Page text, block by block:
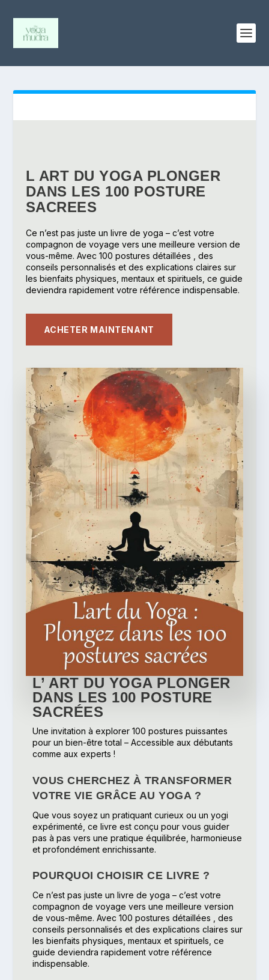
L’ART DU YOGA PLONGER
L ART DU YOGA PLONGER
DANS LES 100 POSTURE
SACREES
Ce n’est pas juste un livre de yoga – c’est votre
compagnon de voyage vers une meilleure version de
vous-même. Avec 100 postures détaillées
, des
conseils personnalisés et des explications claires sur
les bienfaits physiques, mentaux et spirituels, ce guide
deviendra rapidement votre référence indispensable.
ACHETER MAINTENANT
L’ ART DU YOGA PLONGER
DANS LES 100 POSTURE
SACRÉES
Une invitation à explorer 100 postures puissantes
pour un bien-être total – Accessible aux débutants
comme aux experts !
VOUS CHERCHEZ À TRANSFORMER
VOTRE VIE GRÂCE AU YOGA ?
Que vous soyez un pratiquant curieux ou un yogi
expérimenté, ce livre est conçu pour vous guider
pas à pas vers une pratique équilibrée, harmonieuse
et profondément enrichissante.
POURQUOI CHOISIR CE LIVRE ?
Ce n’est pas juste un livre de yoga – c’est votre
compagnon de voyage vers une meilleure version
de vous-même. Avec 100 postures détaillées
, des
conseils personnalisés et des explications claires sur
les bienfaits physiques, mentaux et spirituels, ce
guide deviendra rapidement votre référence
indispensable.